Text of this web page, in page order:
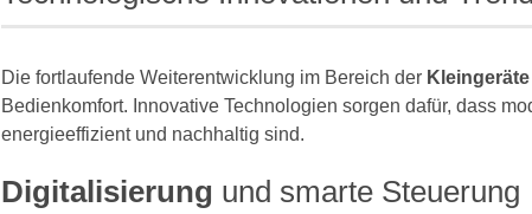
Die fortlaufende Weiterentwicklung im Bereich der Kleingeräte
Bedienkomfort. Innovative Technologien sorgen dafür, dass
energieeffizient und nachhaltig sind.
Digitalisierung und smarte Steuerung